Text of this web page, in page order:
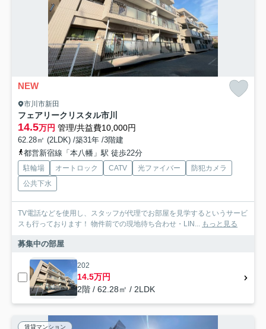
NEW
市川市新田
フェアリークリスタル市川
14.5万円 管理/共益費10,000円
62.28㎡ (2LDK) /築31年 /3階建
都営新宿線「本八幡」駅 徒歩22分
駐輪場 オートロック CATV 光ファイバー
防犯カメラ
公共下水
TV電話などを使用し、スタッフが代理でお部屋を見学するというサービ
スも行っております！ 物件前での現地待ち合わせ・LIN...
もっと見る
募集中の部屋
202
14.5万円
2階 / 62.28㎡ / 2LDK
賃貸マンション